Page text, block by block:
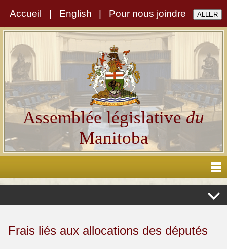
Accueil English Pour nous joindre
Assemblée législativedu
Manitoba
Frais liés aux allocations des députés